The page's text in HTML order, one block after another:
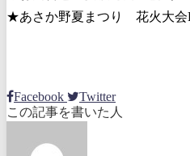
★あさか野夏まつり 花火大会
Facebook
Twitter
この記事を書いた人